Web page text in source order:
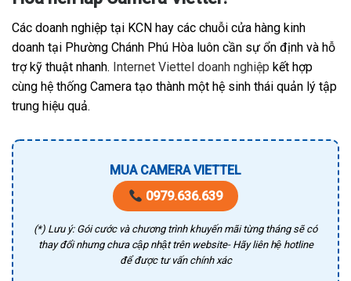
Các doanh nghiệp tại KCN hay các chuỗi cửa hàng kinh
doanh tại Phường Chánh Phú Hòa luôn cần sự ổn định và hỗ
trợ kỹ thuật nhanh. Internet Viettel doanh nghiệp kết hợp
cùng hệ thống Camera tạo thành một hệ sinh thái quản lý tập
trung hiệu quả.
MUA CAMERA VIETTEL
0979.636.639
(*) Lưu ý: Gói cước và chương trình khuyến mãi từng tháng sẽ có
thay đổi nhưng chưa cập nhật trên website- Hãy liên hệ hotline
để được tư vấn chính xác